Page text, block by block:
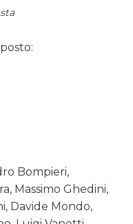
Bompieri,
Massimo Ghedini,
Davide Mondo,